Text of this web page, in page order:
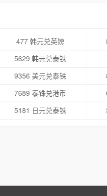
477 韩元兑英镑
5629 韩元兑泰铢
9356 美元兑泰铢
7689 泰铢兑港币
5181 日元兑泰铢